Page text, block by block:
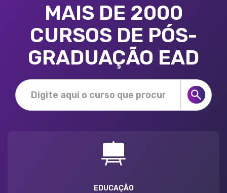
MAIS DE 2000
CURSOS DE PÓS-
GRADUAÇÃO EAD
EDUCAÇÃO